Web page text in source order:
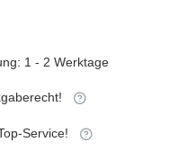
1 - 2 Werktage
Service!